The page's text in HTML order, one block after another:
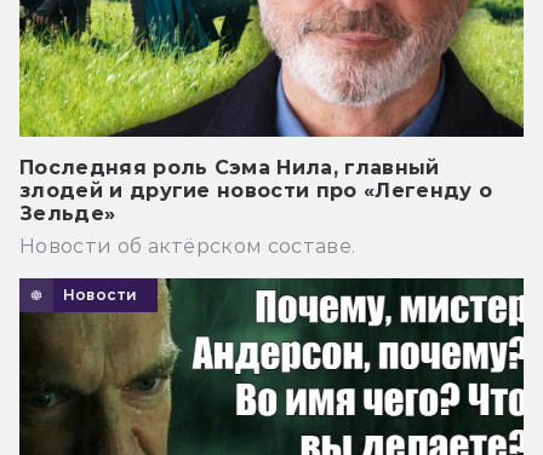
Последняя роль Сэма Нила, главный
злодей и другие новости про «Легенду о
Зельде»
Новости об актёрском составе.
Новости